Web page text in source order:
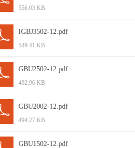
556.03 KB
IGBJ3502-12.pdf
549.41 KB
GBU2502-12.pdf
492.96 KB
GBU2002-12.pdf
494.27 KB
GBU1502-12.pdf